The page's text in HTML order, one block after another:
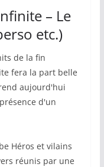
– Le
etc.)
de la fin
fera la part belle
aujourd'hui
d'un
Héros et vilains
réunis par une